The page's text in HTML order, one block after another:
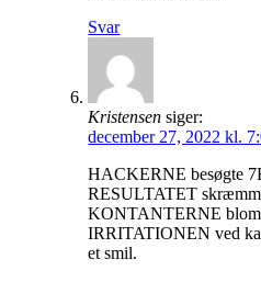
Svar
Kristensen siger:
december 27, 2022 kl.
HACKERNE besøgte
RESULTATET
KONTANTERNE
IRRITATIONEN ved
et smil.